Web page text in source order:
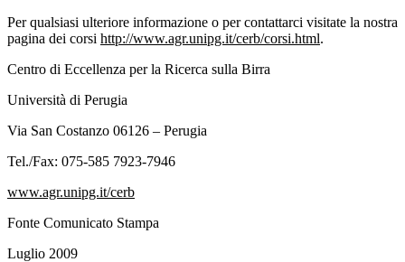
Per qualsiasi ulteriore informazione o per contattarci visitate la nostra
pagina dei corsi http://www.agr.unipg.it/cerb/corsi.html.
Centro di Eccellenza per la Ricerca sulla Birra
Università di Perugia
Via San Costanzo 06126 – Perugia
Tel./Fax: 075-585 7923-7946
www.agr.unipg.it/cerb
Fonte Comunicato Stampa
Luglio 2009